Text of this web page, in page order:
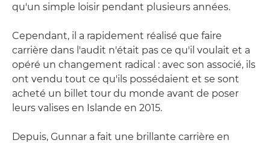
qu'un simple loisir pendant plusieurs années.
Cependant, il a rapidement réalisé que faire
carrière dans l'audit n'était pas ce qu'il voulait et a
opéré un changement radical : avec son associé, ils
ont vendu tout ce qu'ils possédaient et se sont
acheté un billet tour du monde avant de poser
leurs valises en Islande en 2015.
Depuis, Gunnar a fait une brillante carrière en